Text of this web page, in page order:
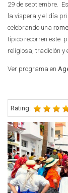
29 de septiembre.
la víspera y el día
celebrando una
típico recorren este
religiosa, tradición y
Ver programa en
Rating: